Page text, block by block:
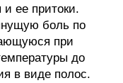
ее притоки.
боль по
при
до
в виде полос.